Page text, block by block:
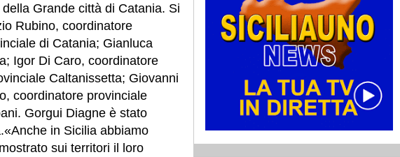
Grande città di Catania. Si
Rubino, coordinatore
di Catania; Gianluca
Igor Di Caro, coordinatore
Caltanissetta; Giovanni
coordinatore provinciale
Gorgui Diagne è stato
in Sicilia abbiamo
sui territori il loro